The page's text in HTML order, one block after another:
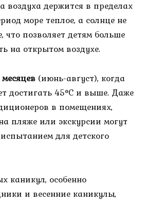
воздуха держится в пределах
море теплое, а солнце не
что позволяет детям больше
на открытом воздухе.
(июнь-август), когда
достигать 45°C и выше. Даже
в помещениях,
пляже или экскурсии могут
для детского
каникул, особенно
и весенние каникулы,